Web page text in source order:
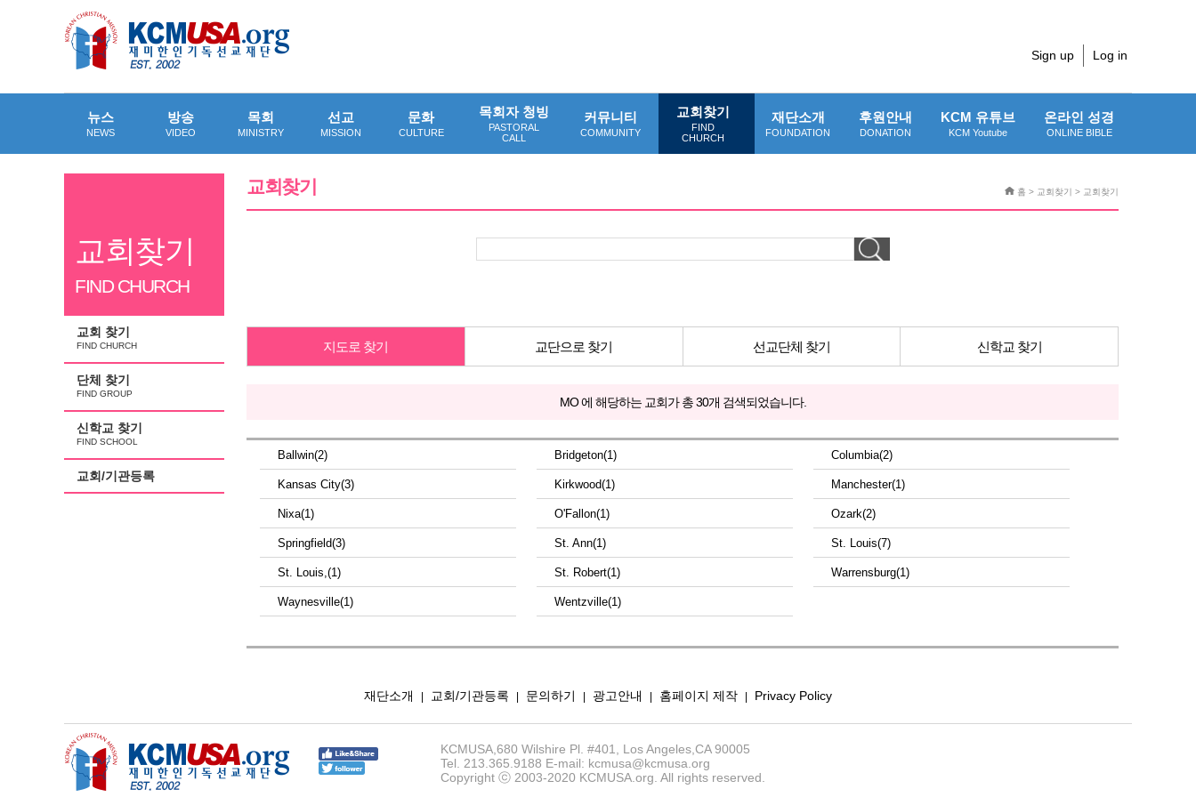
Sign up Log in
뉴스
NEWS
방송
VIDEO
목회
MINISTRY
선교
MISSION
문화
CULTURE
목회자 청빙
PASTORAL
CALL
커뮤니티
COMMUNITY
교회찾기
FIND
CHURCH
재단소개
FOUNDATION
후원안내
DONATION
KCM 유튜브
KCM Youtube
온라인 성경
ONLINE BIBLE
교회찾기
FIND CHURCH
교회 찾기
FIND CHURCH
단체 찾기
FIND GROUP
신학교 찾기
FIND SCHOOL
교회/기관등록
교회찾기 홈 > 교회찾기 > 교회찾기
지도로 찾기 교단으로 찾기 선교단체 찾기 신학교 찾기
MO 에 해당하는 교회가 총 30개 검색되었습니다.
Ballwin(2) Bridgeton(1) Columbia(2)
Kansas City(3) Kirkwood(1) Manchester(1)
Nixa(1) O'Fallon(1) Ozark(2)
Springfield(3) St. Ann(1) St. Louis(7)
St. Louis,(1) St. Robert(1) Warrensburg(1)
Waynesville(1) Wentzville(1)
재단소개 교회/기관등록 문의하기 광고안내 홈페이지 제작 Privacy Policy
KCMUSA,680 Wilshire Pl. #401, Los Angeles,CA 90005
Tel. 213.365.9188 E-mail: kcmusa@kcmusa.org
Copyright ⓒ 2003-2020 KCMUSA.org. All rights reserved.